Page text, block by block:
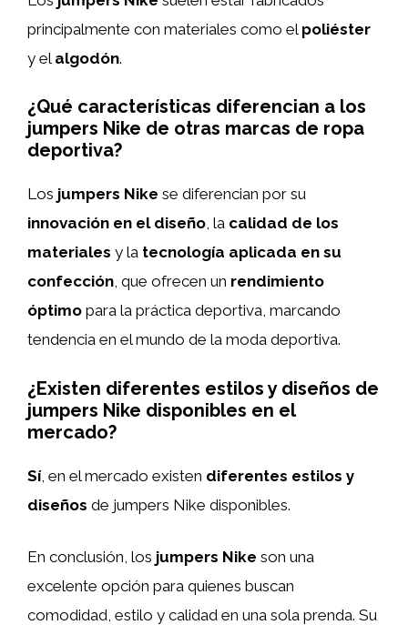
principalmente con materiales como el poliéster
y el algodón.
¿Qué características diferencian a los
jumpers Nike de otras marcas de ropa
deportiva?
Los jumpers Nike se diferencian por su
innovación en el diseño, la calidad de los
materiales y la tecnología aplicada en su
confección, que ofrecen un rendimiento
óptimo para la práctica deportiva, marcando
tendencia en el mundo de la moda deportiva.
¿Existen diferentes estilos y diseños de
jumpers Nike disponibles en el
mercado?
Sí, en el mercado existen diferentes estilos y
diseños de jumpers Nike disponibles.
En conclusión, los jumpers Nike son una
excelente opción para quienes buscan
comodidad, estilo y calidad en una sola prenda. Su